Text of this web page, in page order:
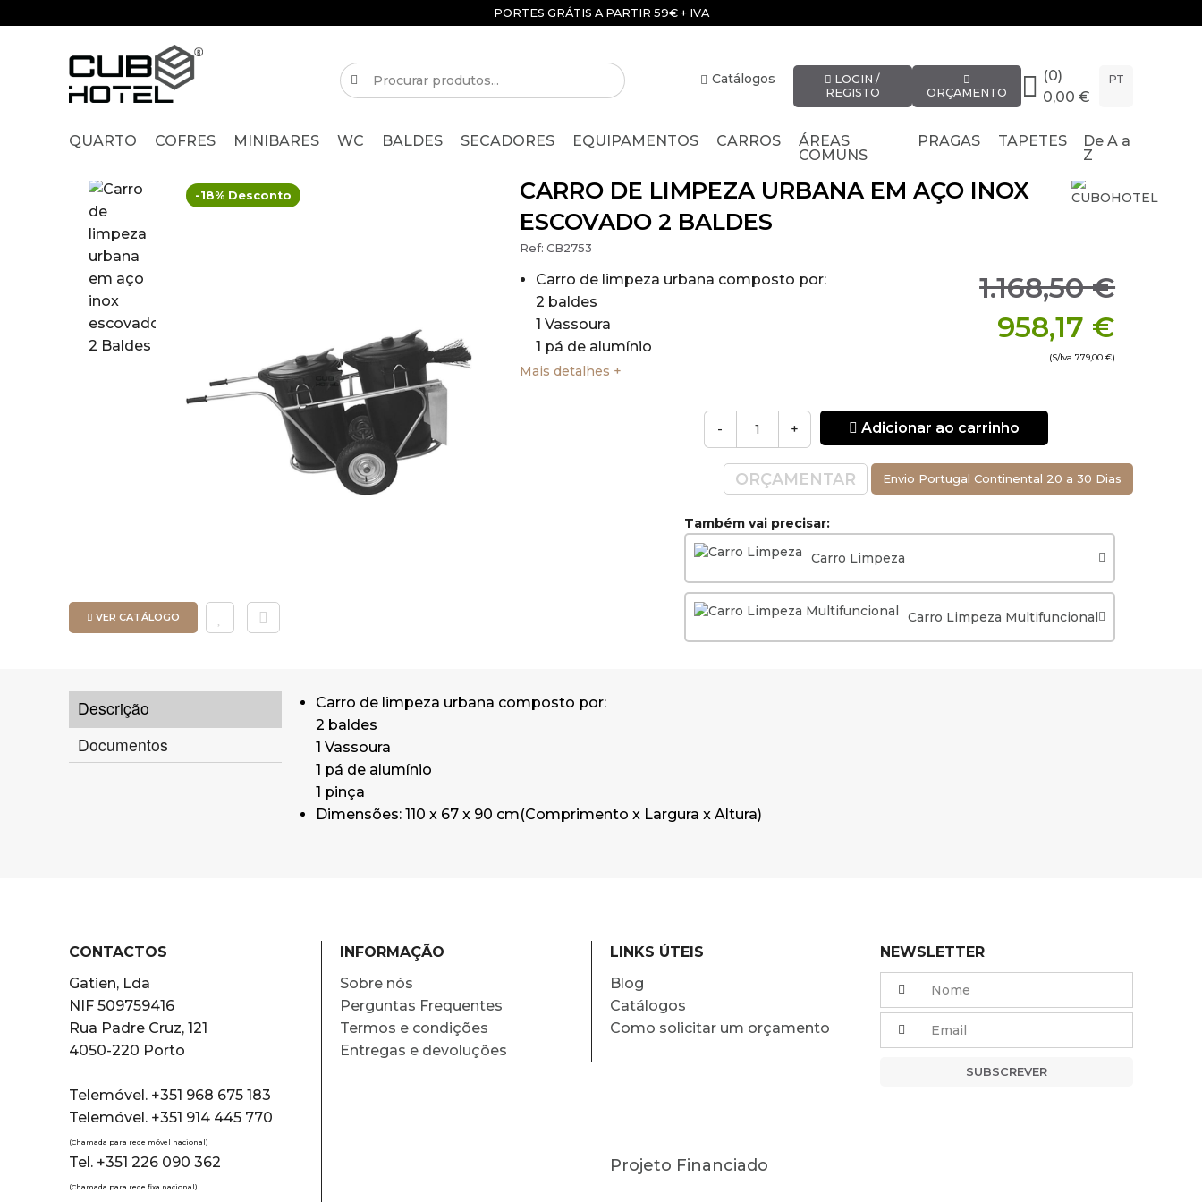
PORTES GRÁTIS A PARTIR 59€ + IVA
Catálogos
LOGIN /
REGISTO
ORÇAMENTO
(0)
0,00 €
PT
QUARTO COFRES MINIBARES WC BALDES SECADORES EQUIPAMENTOS CARROS
ÁREAS
COMUNS
PRAGAS TAPETES
De A a
Z
-18% Desconto
VER CATÁLOGO
CARRO DE LIMPEZA URBANA EM AÇO INOX
ESCOVADO 2 BALDES
Ref:CB2753
1.168,50 €
958,17 €
(S/Iva 779,00 €)
Carro de limpeza urbana composto por:
2 baldes
1 Vassoura
1 pá de alumínio
1 pinça
Mais detalhes +
- + Adicionar ao carrinho
ORÇAMENTAR Envio Portugal Continental 20 a 30 Dias
Também vai precisar:
Carro Limpeza
Carro Limpeza Multifuncional
Descrição
Documentos
Carro de limpeza urbana composto por:
2 baldes
1 Vassoura
1 pá de alumínio
1 pinça
Dimensões: 110 x 67 x 90 cm(Comprimento x Largura x Altura)
CONTACTOS
Gatien, Lda
NIF 509759416
Rua Padre Cruz, 121
4050-220 Porto
Telemóvel. +351 968 675 183
Telemóvel. +351 914 445 770
(Chamada para rede móvel nacional)
Tel. +351 226 090 362
(Chamada para rede fixa nacional)
INFORMAÇÃO
Sobre nós
Perguntas Frequentes
Termos e condições
Entregas e devoluções
LINKS ÚTEIS
Blog
Catálogos
Como solicitar um orçamento
Projeto Financiado
NEWSLETTER
SUBSCREVER